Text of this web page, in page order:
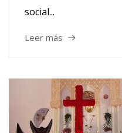
social...
Leer más